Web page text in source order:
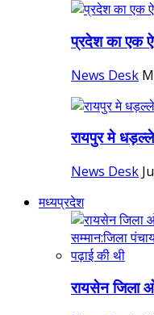
प्रदेश का एक
News Desk
रायपुर मे धड़ल्ले
News Desk
मध्यप्रदेश
रायसेन जिला